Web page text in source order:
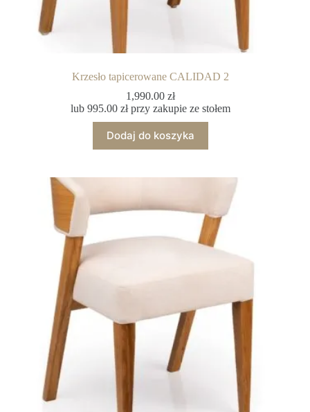
Krzesło tapicerowane CALIDAD 2
1,990.00 zł
lub 995.00 złprzy zakupie ze stołem
Dodaj do koszyka